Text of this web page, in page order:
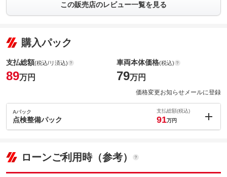
この販売店のレビュー一覧を見る
購入パック
支払総額(税込/リ済込)
89万円
車両本体価格(税込)
79万円
価格変更お知らせメールに登録
Aパック
点検整備パック
支払総額(税込)
91万円
車両本体価ローンご利用時（参考）